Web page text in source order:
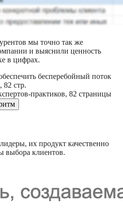
мы точно так же
и выяснили ценность
в цифрах.
бесперебойный поток
82 стр.
практиков, 82 страницы
их продукт качественно
выбора клиентов.